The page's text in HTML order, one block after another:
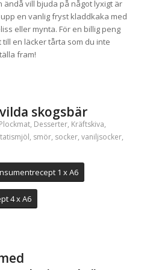
ändå vill bjuda på något lyxigt är
en vanlig fryst kladdkaka med
eller mynta. För en billig peng
en läcker tårta som du inte
fram!
skogsbär
, Desserter, Kräftskiva,
, smör, socker, vaniljsocker,
1 x A6
4 x A6